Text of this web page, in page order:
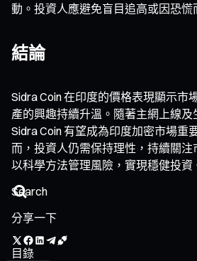
動。投資人應避免盲目追高或因恐慌
結論
Sidra Coin 在印度的價格表現顯示市
產的興趣持續升溫。隨著主網上線及
Sidra Coin 有望成為印度加密市場重
而，投資人仍需保持理性，持續關注
以科學方法管理風險，實現穩健投資
分享一下
目錄